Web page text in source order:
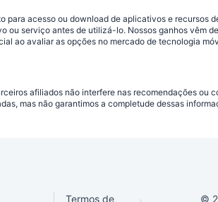
para acesso ou download de aplicativos e recursos
ou serviço antes de utilizá-lo. Nossos ganhos vêm
ao avaliar as opções no mercado de tecnologia
afiliados não interfere nas recomendações ou
mas não garantimos a completude dessas
Termos de ©